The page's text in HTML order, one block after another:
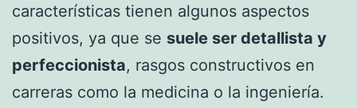
características tienen algunos aspectos
positivos, ya que se suele ser detallista y
perfeccionista, rasgos constructivos en
carreras como la medicina o la ingeniería.